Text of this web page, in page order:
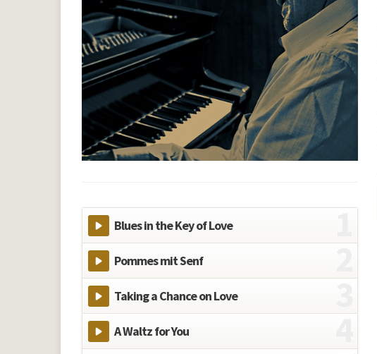
Blues in the Key of Love
Pommes mit Senf
Taking a Chance on Love
A Waltz for You